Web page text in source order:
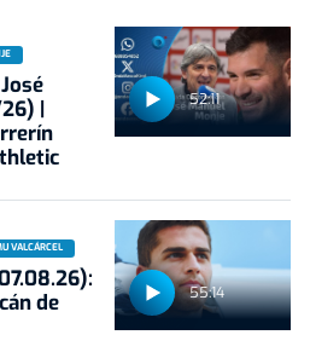
52:11
|
55:14
VALCÁRCEL
de